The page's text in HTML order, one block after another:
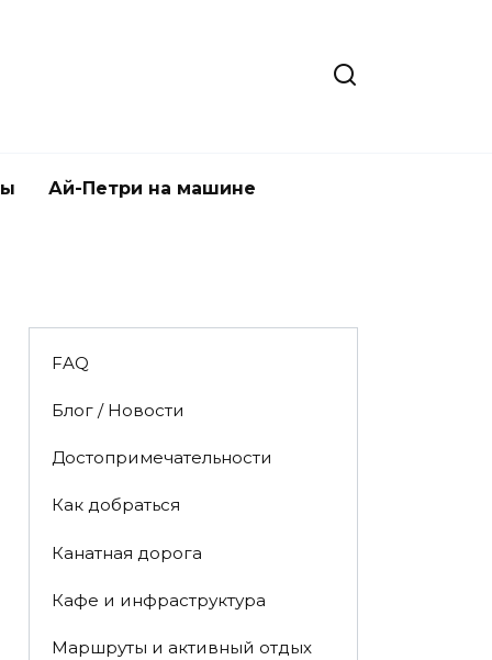
Ай-Петри на машине
FAQ
Блог / Новости
Достопримечательности
Как добраться
Канатная дорога
Кафе и инфраструктура
Маршруты и активный отдых